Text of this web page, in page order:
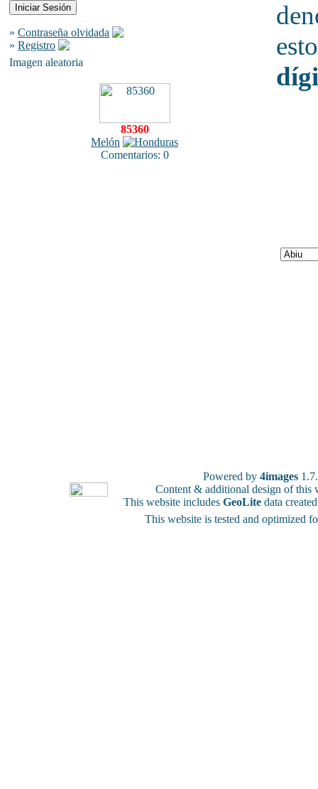
» Contraseña olvidada
» Registro
Imagen aleatoria
85360
Melón
Comentarios: 0
Powered by 4images
Content & additional design of
This website includes GeoLite data
This website is tested and optimized